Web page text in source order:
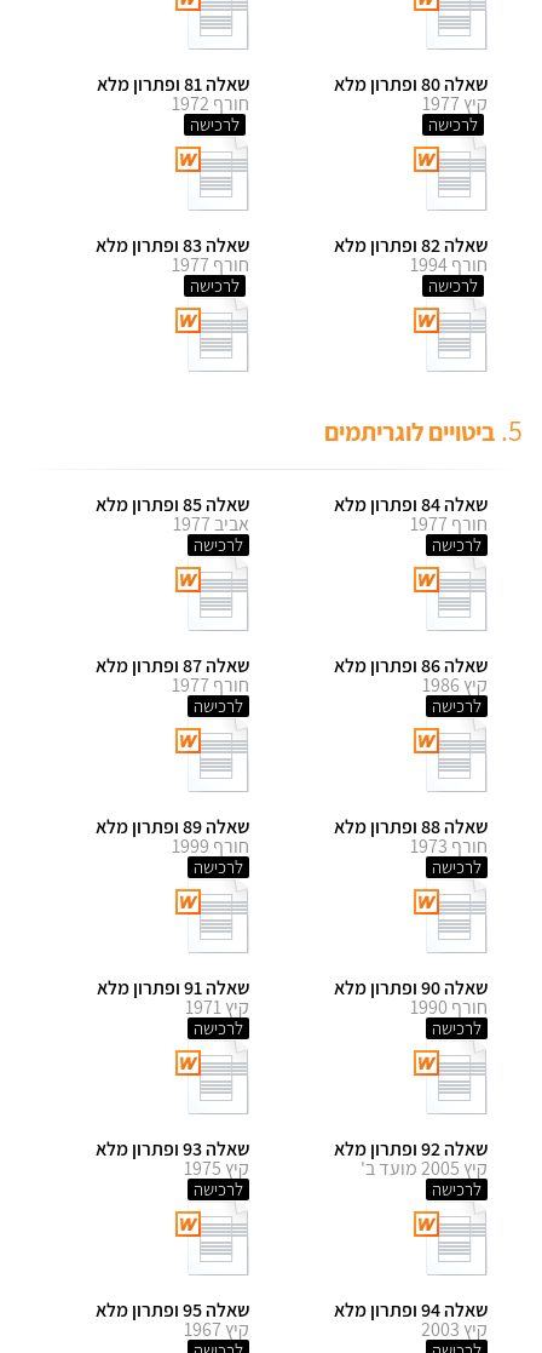
שאלה 80 ופתרון מלא
קיץ 1977
לרכישה
שאלה 81 ופתרון מלא
חורף 1972
לרכישה
שאלה 82 ופתרון מלא
חורף 1994
לרכישה
שאלה 83 ופתרון מלא
חורף 1977
לרכישה
5. ביטויים לוגריתמים
שאלה 84 ופתרון מלא
חורף 1977
לרכישה
שאלה 85 ופתרון מלא
אביב 1977
לרכישה
שאלה 86 ופתרון מלא
קיץ 1986
לרכישה
שאלה 87 ופתרון מלא
חורף 1977
לרכישה
שאלה 88 ופתרון מלא
חורף 1973
לרכישה
שאלה 89 ופתרון מלא
חורף 1999
לרכישה
שאלה 90 ופתרון מלא
חורף 1990
לרכישה
שאלה 91 ופתרון מלא
קיץ 1971
לרכישה
שאלה 92 ופתרון מלא
קיץ 2005 מועד ב'
לרכישה
שאלה 93 ופתרון מלא
קיץ 1975
לרכישה
שאלה 94 ופתרון מלא
קיץ 2003
שאלה 95 ופתרון מלא
קיץ 1967